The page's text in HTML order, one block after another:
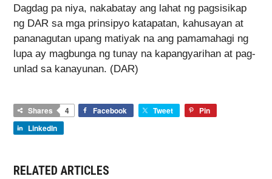
Dagdag pa niya, nakabatay ang lahat ng pagsisikap
ng DAR sa mga prinsipyo katapatan, kahusayan at
pananagutan upang matiyak na ang pamamahagi ng
lupa ay magbunga ng tunay na kapangyarihan at pag-
unlad sa kanayunan. (DAR)
Shares 4 Facebook Tweet
Pin
LinkedIn
RELATED ARTICLES